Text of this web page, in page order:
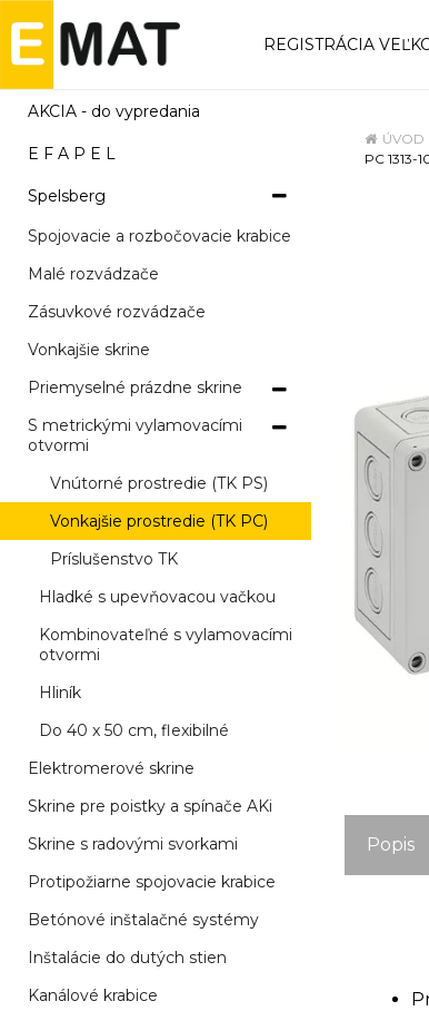
REGISTRÁCIA
AKCIA - do vypredania
E F A P E L
Spelsberg
Spojovacie a rozbočovacie krabice
Malé rozvádzače
Zásuvkové rozvádzače
Vonkajšie skrine
Priemyselné prázdne skrine
S metrickými vylamovacími
otvormi
Vnútorné prostredie (TK PS)
Vonkajšie prostredie (TK PC)
Príslušenstvo TK
Hladké s upevňovacou vačkou
Kombinovateľné s vylamovacími
otvormi
Hliník
Do 40 x 50 cm, flexibilné
Elektromerové skrine
Skrine pre poistky a spínače AKi
Skrine s radovými svorkami
Protipožiarne spojovacie krabice
Betónové inštalačné systémy
Inštalácie do dutých stien
Kanálové krabice
ÚVOD
PC 1313-
Popis